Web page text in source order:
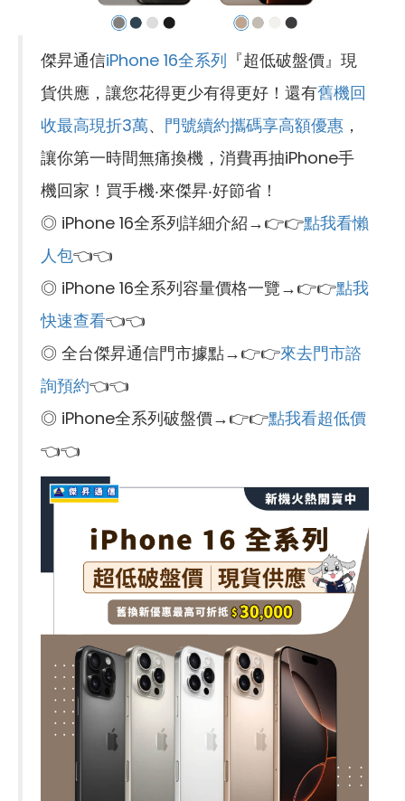
傑昇通信iPhone 16全系列 『超低破盤價』現
貨供應，讓您花得更少有得更好！還有舊機回
收最高現折3萬、 門號續約攜碼享高額優惠 ，
讓你第一時間無痛換機，消費再抽iPhone手
機回家！買手機‧來傑昇‧好節省！
◎ iPhone 16全系列詳細介紹→👉👉點我看懶
人包👈👈
◎ iPhone 16全系列容量價格一覽→👉👉點我
快速查看👈👈
◎ 全台傑昇通信門市據點→👉👉來去門市諮
詢預約👈👈
◎ iPhone全系列破盤價→👉👉點我看超低價
👈👈